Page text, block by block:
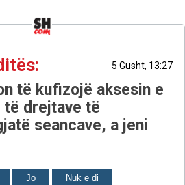
5 Gusht, 13:27
të kufizojë aksesin e
të drejtave të
seancave, a jeni
Jo Nuk e di